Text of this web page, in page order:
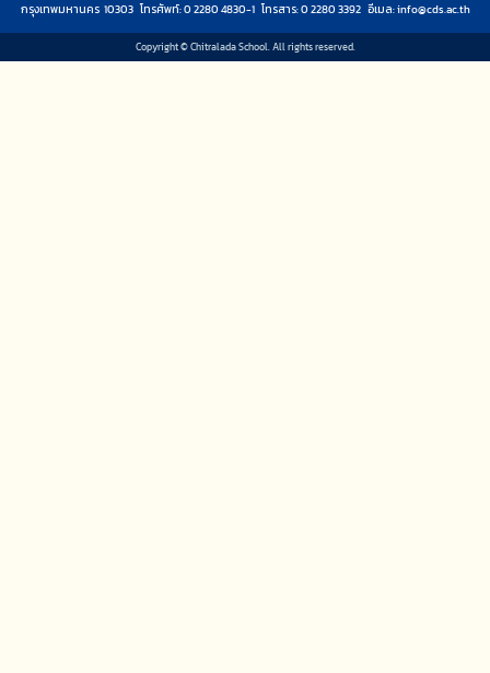
กรุงเทพมหานคร 10303 โทรศัพท์: 0 2280 4830-1 โทรสาร: 0 2280 3392 อีเมล:info@cds.ac.th
Copyright © Chitralada School. All rights reserved.